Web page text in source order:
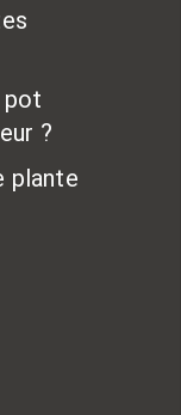
pot
?
plante